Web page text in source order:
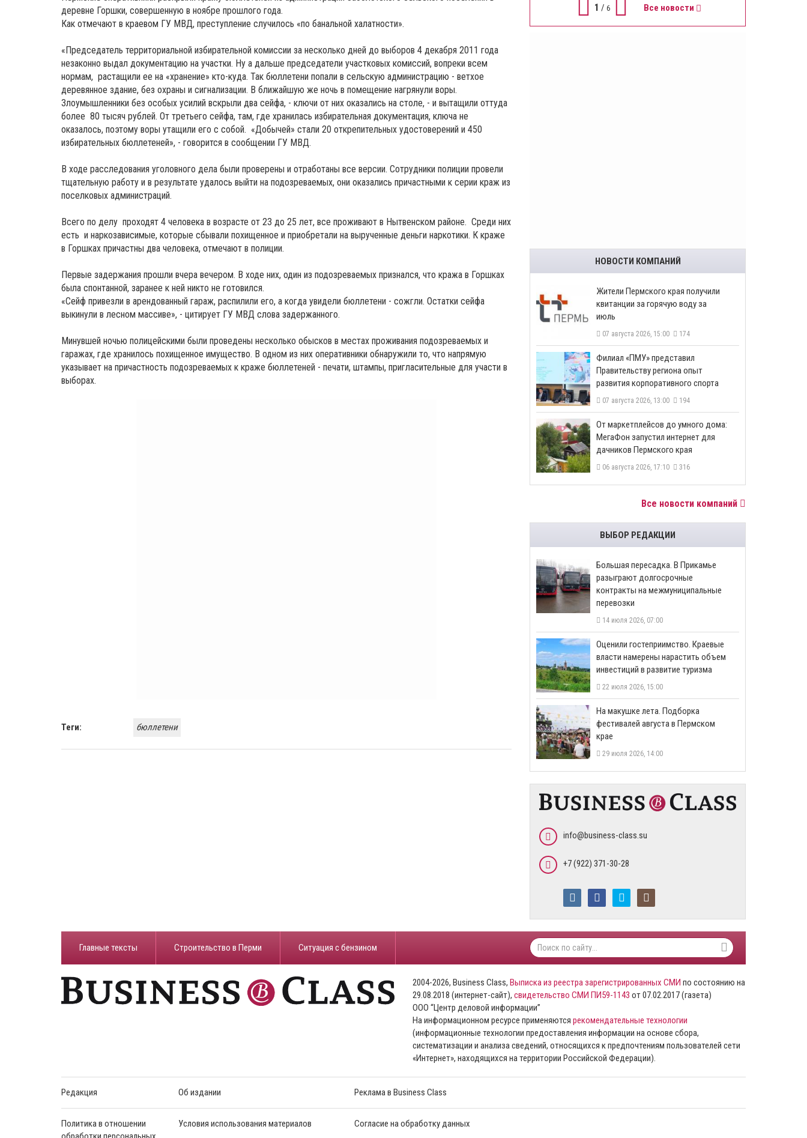
деревне Горшки, совершенную в ноябре прошлого года.
Как отмечают в краевом ГУ МВД, преступление случилось «по банальной халатности».
«Председатель территориальной избирательной комиссии за несколько дней до выборов 4 декабря 2011 года
незаконно выдал документацию на участки. Ну а дальше председатели участковых комиссий, вопреки всем
нормам, растащили ее на «хранение» кто-куда. Так бюллетени попали в сельскую администрацию - ветхое
деревянное здание, без охраны и сигнализации. В ближайшую же ночь в помещение нагрянули воры.
Злоумышленники без особых усилий вскрыли два сейфа, - ключи от них оказались на столе, - и вытащили оттуда
более 80 тысяч рублей. От третьего сейфа, там, где хранилась избирательная документация, ключа не
оказалось, поэтому воры утащили его с собой. «Добычей» стали 20 открепительных удостоверений и 450
избирательных бюллетеней», - говорится в сообщении ГУ МВД.
В ходе расследования уголовного дела были проверены и отработаны все версии. Сотрудники полиции провели
тщательную работу и в результате удалось выйти на подозреваемых, они оказались причастными к серии краж из
поселковых администраций.
Всего по делу проходят 4 человека в возрасте от 23 до 25 лет, все проживают в Нытвенском районе. Среди них
есть и наркозависимые, которые сбывали похищенное и приобретали на вырученные деньги наркотики. К краже
в Горшках причастны два человека, отмечают в полиции.
Первые задержания прошли вчера вечером. В ходе них, один из подозреваемых признался, что кража в Горшках
была спонтанной, заранее к ней никто не готовился.
«Сейф привезли в арендованный гараж, распилили его, а когда увидели бюллетени - сожгли. Остатки сейфа
выкинули в лесном массиве», - цитирует ГУ МВД слова задержанного.
Минувшей ночью полицейскими были проведены несколько обысков в местах проживания подозреваемых и
гаражах, где хранилось похищенное имущество. В одном из них оперативники обнаружили то, что напрямую
указывает на причастность подозреваемых к краже бюллетеней - печати, штампы, пригласительные для участи в
выборах.
Теги: бюллетени
1 / 6 Все новости
НОВОСТИ КОМПАНИЙ
​Жители Пермского края получили
квитанции за горячую воду за
июль
07 августа 2026, 15:00 174
​Филиал «ПМУ» представил
Правительству региона опыт
развития корпоративного спорта
07 августа 2026, 13:00 194
От маркетплейсов до умного дома:
МегаФон запустил интернет для
дачников Пермского края
06 августа 2026, 17:10 316
Все новости компаний
ВЫБОР РЕДАКЦИИ
Большая пересадка. В Прикамье
разыграют долгосрочные
контракты на межмуниципальные
перевозки
14 июля 2026, 07:00
Оценили гостеприимство. Краевые
власти намерены нарастить объем
инвестиций в развитие туризма
22 июля 2026, 15:00
На макушке лета. Подборка
фестивалей августа в Пермском
крае
29 июля 2026, 14:00
info@business-class.su
+7 (922) 371-30-28
Главные тексты Строительство в Перми ​Ситуация с бензином
2004-2026, Business Class, Выписка из реестра зарегистрированных СМИ по состоянию на
29.08.2018 (интернет-сайт), свидетельство СМИ ПИ59-1143 от 07.02.2017 (газета)
ООО “Центр деловой информации”
На информационном ресурсе применяются рекомендательные технологии
(информационные технологии предоставления информации на основе сбора,
систематизации и анализа сведений, относящихся к предпочтениям пользователей сети
«Интернет», находящихся на территории Российской Федерации).
Редакция Об издании Реклама в Business Class
Политика в отношении
Условия использования материалов Согласие на обработку данных